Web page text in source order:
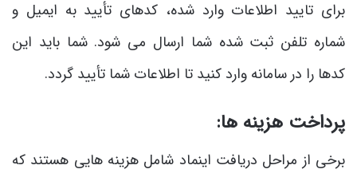
برای تایید اطلاعات وارد شده، کدهای تأیید به ایمیل و
شماره تلفن ثبت ‌شده شما ارسال می‌ شود. شما باید این
کدها را در سامانه وارد کنید تا اطلاعات شما تأیید گردد.
پرداخت هزینه‌ ها:
برخی از مراحل دریافت اینماد شامل هزینه ‌هایی هستند که